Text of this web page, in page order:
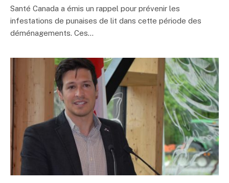
Santé Canada a émis un rappel pour prévenir les
infestations de punaises de lit dans cette période des
déménagements. Ces…